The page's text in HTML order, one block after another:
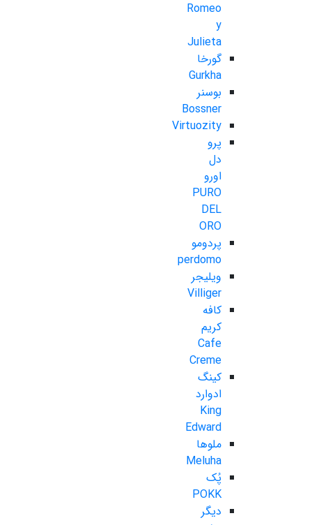
Romeo
y
Julieta
گورخا
Gurkha
بوسنر
Bossner
Virtuozity
پرو
دل
اورو
PURO
DEL
ORO
پردومو
perdomo
ویلیجر
Villiger
کافه
کریم
Cafe
Creme
کینگ
ادوارد
King
Edward
ملوها
Meluha
پُک
POKK
دیگر